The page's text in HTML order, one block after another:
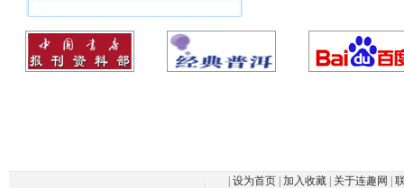
设为首页 加入收藏 关于连趣网